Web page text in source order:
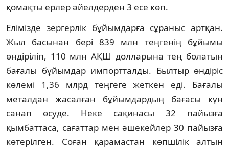
қомақты ерлер әйелдерден 3 есе көп.
Елімізде зергерлік бұйымдарға сұраныс артқан.
Жыл басынан бері 839 млн теңгенің бұйымы
өндіріліп, 110 млн АҚШ долларына тең болатын
бағалы бұйымдар импортталды. Былтыр өндіріс
көлемі 1,36 млрд теңгеге жеткен еді. Бағалы
металдан жасалған бұйымдардың бағасы күн
санап өсуде. Неке сақинасы 32 пайызға
қымбаттаса, сағаттар мен әшекейлер 30 пайызға
көтерілген. Соған қарамастан көпшілік алтын